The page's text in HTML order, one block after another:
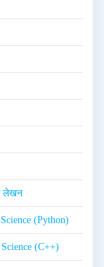
लेखन
(Python)
(C++)